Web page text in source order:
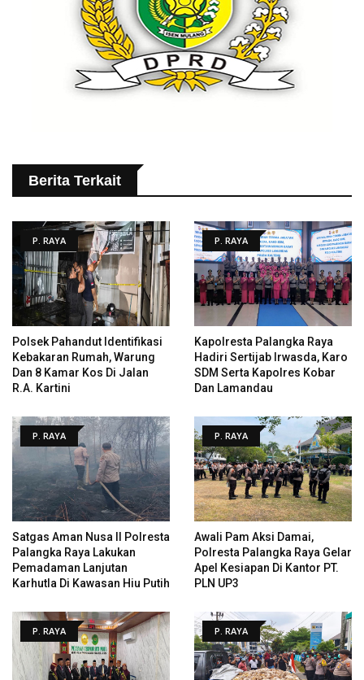
Berita Terkait
P. RAYA
Polsek Pahandut Identifikasi
Kebakaran Rumah, Warung
Dan 8 Kamar Kos Di Jalan
R.A. Kartini
P. RAYA
Kapolresta Palangka Raya
Hadiri Sertijab Irwasda, Karo
SDM Serta Kapolres Kobar
Dan Lamandau
P. RAYA
Satgas Aman Nusa II Polresta
Palangka Raya Lakukan
Pemadaman Lanjutan
Karhutla Di Kawasan Hiu Putih
P. RAYA
Awali Pam Aksi Damai,
Polresta Palangka Raya Gelar
Apel Kesiapan Di Kantor PT.
PLN UP3
P. RAYA P. RAYA